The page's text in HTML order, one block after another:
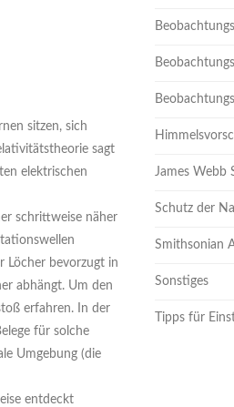
sitzen, sich
sagt
elektrischen
schrittweise näher
Löcher bevorzugt in
abhängt. Um den
erfahren. In der
für solche
Umgebung (die
entdeckt
James Webb
Schutz der
Smithsonian
Sonstiges
Tipps für